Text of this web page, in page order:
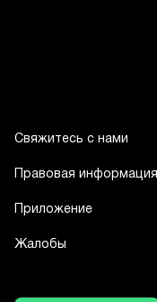
Свяжитесь с нами
Правовая информация
Приложение
Жалобы